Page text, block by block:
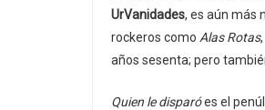
UrVanidades, es aún más
rockeros como Alas Rotas
años sesenta; pero
Quien le disparóes el